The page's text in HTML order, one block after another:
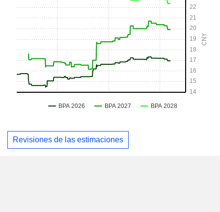
Revisiones de las estimaciones